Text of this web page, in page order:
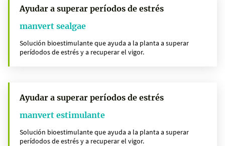
Ayudar a superar períodos de estrés
manvert sealgae
Solución bioestimulante que ayuda a la planta a superar
perídodos de estrés y a recuperar el vigor.
Ayudar a superar períodos de estrés
manvert estimulante
Solución bioestimulante que ayuda a la planta a superar
perídodos de estrés y a recuperar el vigor.